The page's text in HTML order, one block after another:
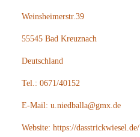
Weinsheimerstr.39
55545 Bad Kreuznach
Deutschland
Tel.: 0671/40152
E-Mail: u.niedballa@gmx.de
Website: https://dasstrickwiesel.de/